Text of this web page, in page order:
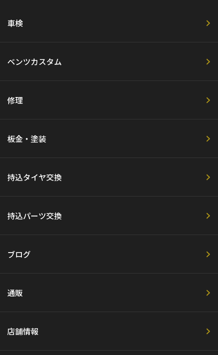
車検
ベンツカスタム
修理
板金・塗装
持込タイヤ交換
持込パーツ交換
ブログ
通販
店舗情報